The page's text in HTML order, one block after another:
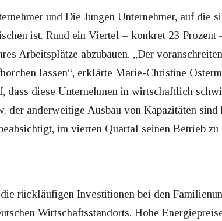
und Die Jungen Unternehmer, auf die
ist. Rund ein Viertel – konkret 23 Prozent
Arbeitsplätze abzubauen. „Der
lassen“, erklärte Marie-Christine
dass diese Unternehmen in wirtschaftlich
der anderweitige Ausbau von Kapazitäten
im vierten Quartal seinen Betrieb
rückläufigen Investitionen bei den
Wirtschaftsstandorts. Hohe